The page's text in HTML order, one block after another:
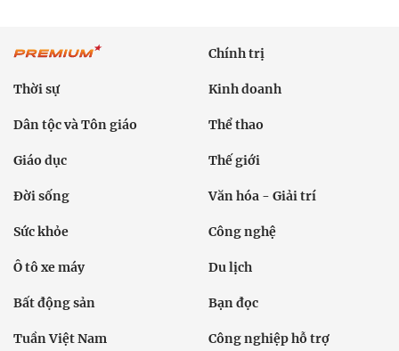
Chính trị
Thời sự Kinh doanh
Dân tộc và Tôn giáo Thể thao
Giáo dục Thế giới
Đời sống Văn hóa - Giải trí
Sức khỏe Công nghệ
Ô tô xe máy Du lịch
Bất động sản Bạn đọc
Tuần Việt Nam Công nghiệp hỗ trợ